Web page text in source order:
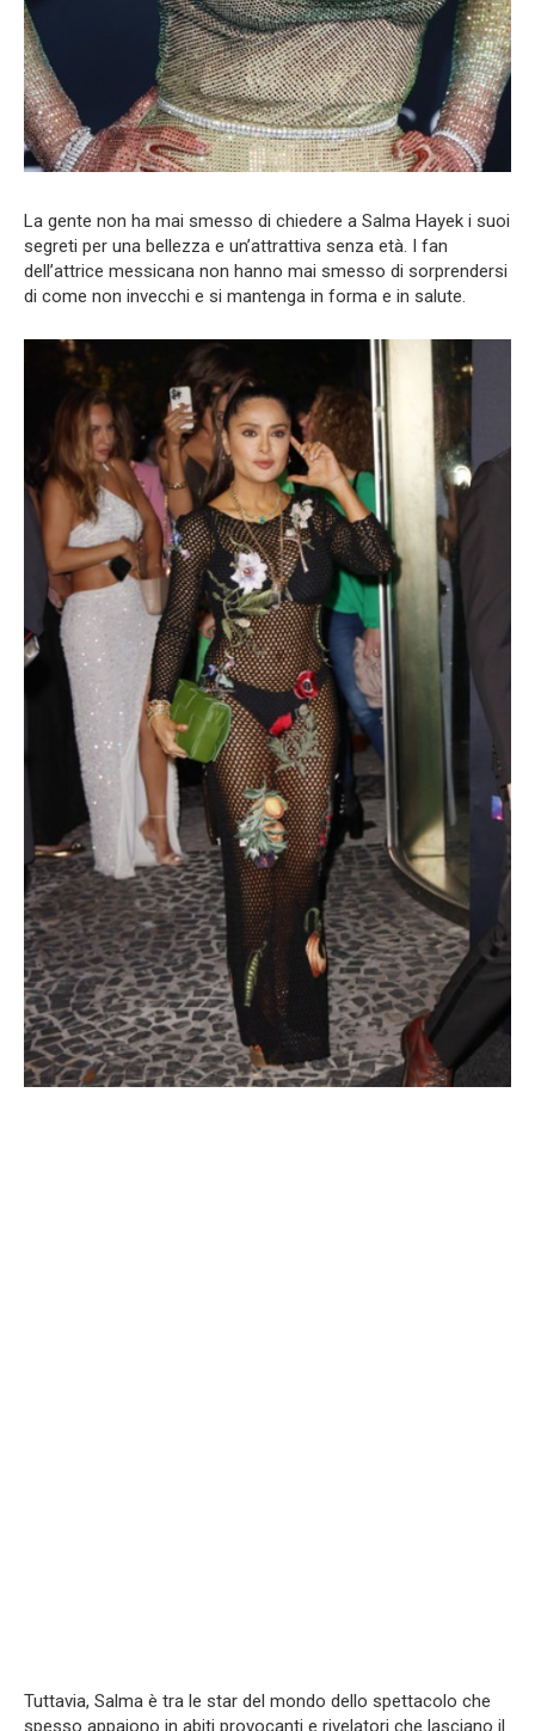
La gente non ha mai smesso di chiedere a Salma Hayek i suoi
segreti per una bellezza e un’attrattiva senza età. I fan
dell’attrice messicana non hanno mai smesso di sorprendersi
di come non invecchi e si mantenga in forma e in salute.
Tuttavia, Salma è tra le star del mondo dello spettacolo che
spesso appaiono in abiti provocanti e rivelatori che lasciano il